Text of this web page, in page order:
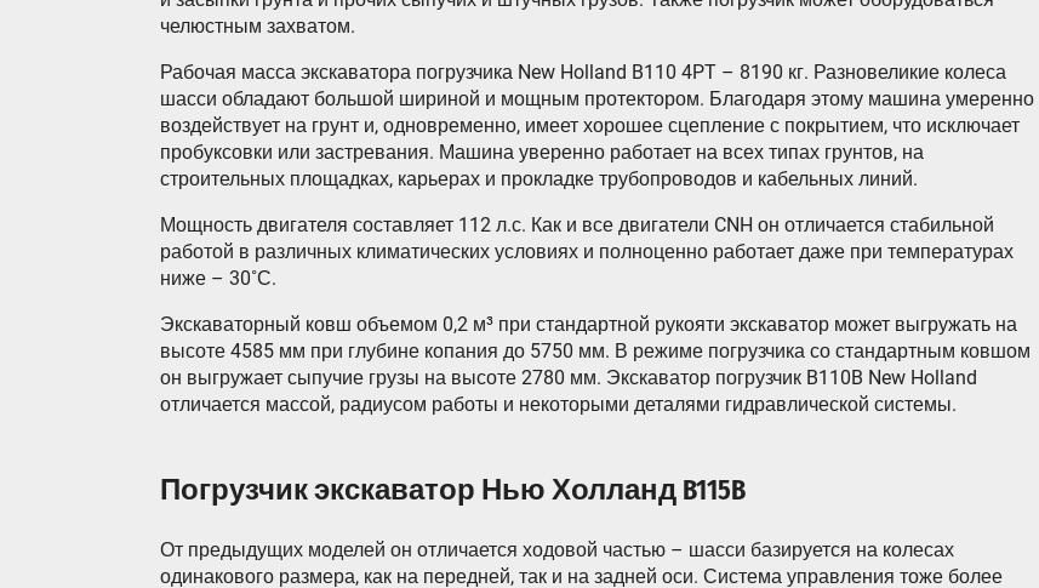
челюстным захватом.
Рабочая масса экскаватора погрузчика New Holland B110 4PT – 8190 кг. Разновеликие колеса
шасси обладают большой шириной и мощным протектором. Благодаря этому машина умеренно
воздействует на грунт и, одновременно, имеет хорошее сцепление с покрытием, что исключает
пробуксовки или застревания. Машина уверенно работает на всех типах грунтов, на
строительных площадках, карьерах и прокладке трубопроводов и кабельных линий.
Мощность двигателя составляет 112 л.с. Как и все двигатели CNH он отличается стабильной
работой в различных климатических условиях и полноценно работает даже при температурах
ниже – 30˚С.
Экскаваторный ковш объемом 0,2 м³ при стандартной рукояти экскаватор может выгружать на
высоте 4585 мм при глубине копания до 5750 мм. В режиме погрузчика со стандартным ковшом
он выгружает сыпучие грузы на высоте 2780 мм. Экскаватор погрузчик B110B New Holland
отличается массой, радиусом работы и некоторыми деталями гидравлической системы.
Погрузчик экскаватор Нью Холланд B115B
От предыдущих моделей он отличается ходовой частью – шасси базируется на колесах
одинакового размера, как на передней, так и на задней оси. Система управления тоже более